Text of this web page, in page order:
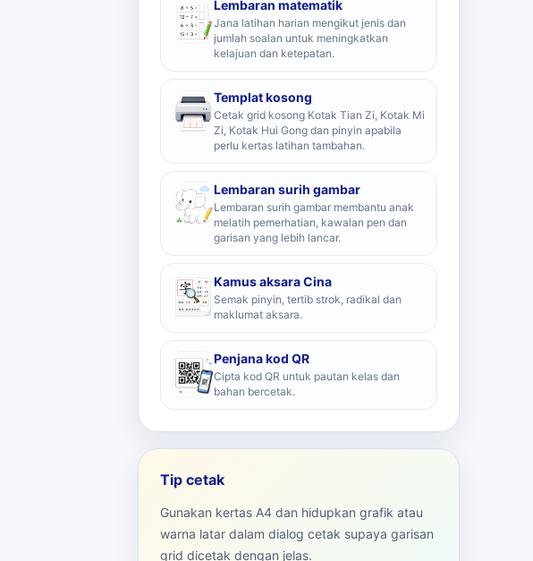
Lembaran matematik
Jana latihan harian mengikut jenis dan
jumlah soalan untuk meningkatkan
kelajuan dan ketepatan.
Templat kosong
Cetak grid kosong Kotak Tian Zi, Kotak Mi
Zi, Kotak Hui Gong dan pinyin apabila
perlu kertas latihan tambahan.
Lembaran surih gambar
Lembaran surih gambar membantu anak
melatih pemerhatian, kawalan pen dan
garisan yang lebih lancar.
Kamus aksara Cina
Semak pinyin, tertib strok, radikal dan
maklumat aksara.
Penjana kod QR
Cipta kod QR untuk pautan kelas dan
bahan bercetak.
Tip cetak
Gunakan kertas A4 dan hidupkan grafik atau
warna latar dalam dialog cetak supaya garisan
grid dicetak dengan jelas.